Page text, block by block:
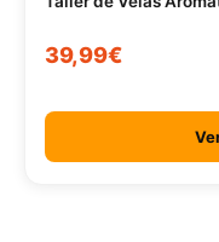
39,99€